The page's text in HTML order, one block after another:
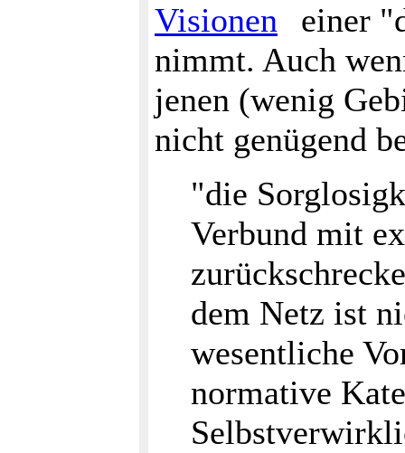
Visionen
einer
nimmt. Auch
jenen (wenig
nicht genügend
"die
Verbund mit
dem Netz ist
wesentliche
normative